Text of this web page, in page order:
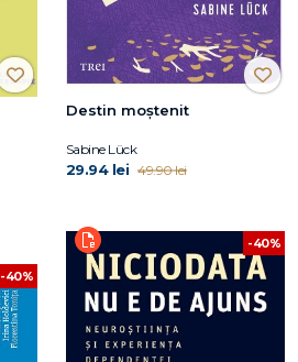
Destin moștenit
Sabine Lück
29.94 lei 49.90 lei
-40%
-40%